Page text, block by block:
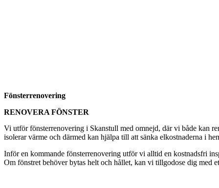
Fönsterrenovering
RENOVERA FÖNSTER
Vi utför fönsterrenovering i Skanstull med omnejd, där vi både kan
isolerar värme och därmed kan hjälpa till att sänka elkostnaderna i
Inför en kommande fönsterrenovering utför vi alltid en kostnadsfri
Om fönstret behöver bytas helt och hållet, kan vi tillgodose dig med